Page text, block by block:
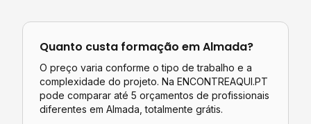
Quanto custa formação emAlmada?
O preço varia conforme o tipo de trabalho e a
complexidade do projeto. Na ENCONTREAQUI.PT
pode comparar até 5 orçamentos de profissionais
diferentes em Almada , totalmente grátis.